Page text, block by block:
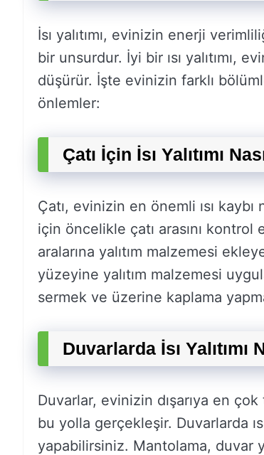
İsı yalıtımı, evinizin enerji
bir unsurdur. İyi bir ısı yalıtımı,
düşürür. İşte evinizin farklı
önlemler:
Çatı İçin İsı Yalıtımı
Çatı, evinizin en önemli ısı kaybı
için öncelikle çatı arasını kontrol
aralarına yalıtım malzemesi
yüzeyine yalıtım malzemesi
sermek ve üzerine kaplama
Duvarlarda İsı Yalıtımı
Duvarlar, evinizin dışarıya en çok
bu yolla gerçekleşir. Duvarlarda
yapabilirsiniz. Mantolama, duvar